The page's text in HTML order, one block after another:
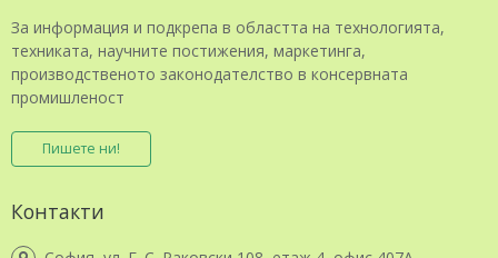
За информация и подкрепа в областта на технологията,
техниката, научните постижения, маркетинга,
производственото законодателство в консервната
промишленост
Пишете ни!
Контакти